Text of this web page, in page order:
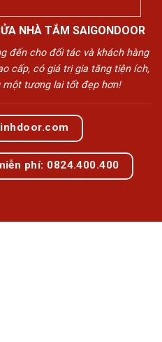
NHÀ TẮM SAIGONDOOR
đến cho đối tác và khách hàng
cấp, có giá trị gia tăng tiện ích,
tương lai tốt đẹp hơn!
phí: 0824.400.400